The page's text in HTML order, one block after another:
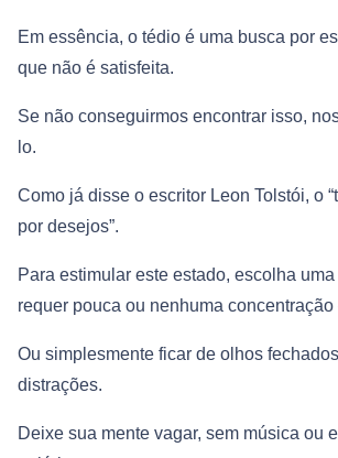
Em essência, o tédio é uma busca por
que não é satisfeita.
Se não conseguirmos encontrar isso,
lo.
Como já disse o escritor Leon Tolstói, o
por desejos”.
Para estimular este estado, escolha
requer pouca ou nenhuma concentração
Ou simplesmente ficar de olhos
distrações.
Deixe sua mente vagar, sem música ou